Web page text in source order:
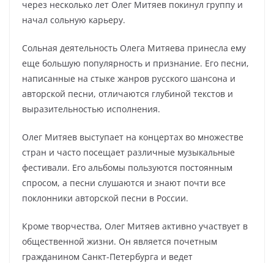
через несколько лет Олег Митяев покинул группу и
начал сольную карьеру.
Сольная деятельность Олега Митяева принесла ему
еще большую популярность и признание. Его песни,
написанные на стыке жанров русского шансона и
авторской песни, отличаются глубиной текстов и
выразительностью исполнения.
Олег Митяев выступает на концертах во множестве
стран и часто посещает различные музыкальные
фестивали. Его альбомы пользуются постоянным
спросом, а песни слушаются и знают почти все
поклонники авторской песни в России.
Кроме творчества, Олег Митяев активно участвует в
общественной жизни. Он является почетным
гражданином Санкт-Петербурга и ведет